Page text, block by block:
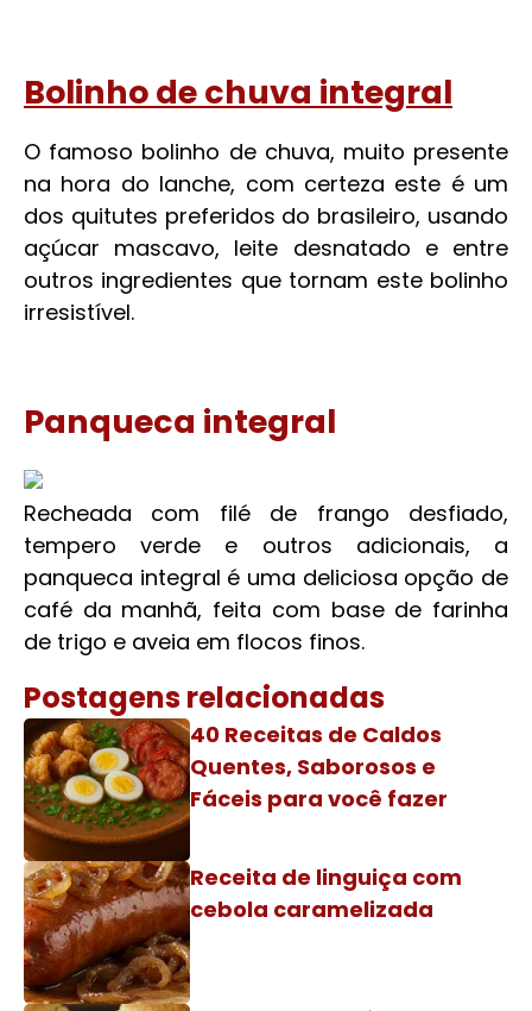
Bolinho de chuva integral
O famoso bolinho de chuva, muito presente
na hora do lanche, com certeza este é um
dos quitutes preferidos do brasileiro, usando
açúcar mascavo, leite desnatado e entre
outros ingredientes que tornam este bolinho
irresistível.
Panqueca integral
Recheada com filé de frango desfiado,
tempero verde e outros adicionais, a
panqueca integral é uma deliciosa opção de
café da manhã, feita com base de farinha
de trigo e aveia em flocos finos.
Postagens relacionadas
40 Receitas de Caldos
Quentes, Saborosos e
Fáceis para você fazer
Receita de linguiça com
cebola caramelizada